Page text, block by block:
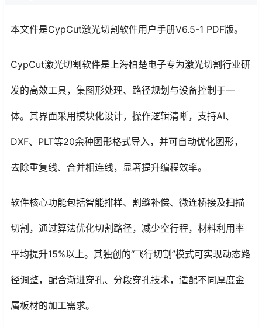
本文件是CypCut激光切割软件用户手册V6.5-1 PDF版。
CypCut激光切割软件是上海柏楚电子专为激光切割行业研
发的高效工具，集图形处理、路径规划与设备控制于一
体。其界面采用模块化设计，操作逻辑清晰，支持AI、
DXF、PLT等20余种图形格式导入，并可自动优化图形，
去除重复线、合并相连线，显著提升编程效率。
软件核心功能包括智能排样、割缝补偿、微连桥接及扫描
切割，通过算法优化切割路径，减少空行程，材料利用率
平均提升15%以上。其独创的“飞行切割”模式可实现动态路
径调整，配合渐进穿孔、分段穿孔技术，适配不同厚度金
属板材的加工需求。